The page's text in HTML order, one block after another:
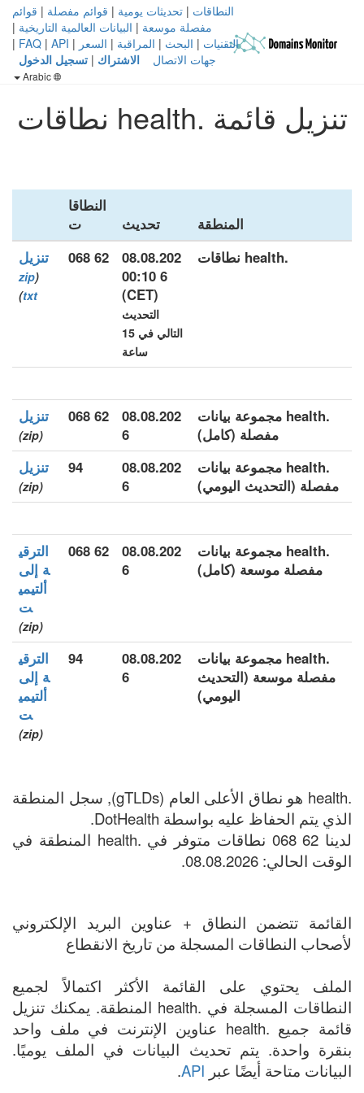
النطاقات | تحديثات يومية | قوائم مفصلة | قوائم
مفصلة موسعة | البيانات العالمية التاريخية |
التقنيات | البحث | المراقبة | السعر |
FAQ | API
|
جهات الاتصال
الاشتراك | تسجيل الدخول
تنزيل قائمة .health نطاقات
المنطقة تحديث
النطاقا
ت
.health نطاقات
08.08.202
6 00:10
(CET)
التحديث
التالي في 15
ساعة
62 068 تنزيل
(
zip
txt
)
.health مجموعة بيانات
مفصلة (كامل)
08.08.202
6
62 068 تنزيل
(zip)
.health مجموعة بيانات
مفصلة (التحديث اليومي)
08.08.202
6
94 تنزيل
(zip)
.health مجموعة بيانات
مفصلة موسعة (كامل)
08.08.202
6
62 068
الترقي
ة إلى
ألتيمي
ت
(zip)
.health مجموعة بيانات
مفصلة موسعة (التحديث
اليومي)
08.08.202
6
94
الترقي
ة إلى
ألتيمي
ت
(zip)
.health هو نطاق الأعلى العام (gTLDs), سجل المنطقة
الذي يتم الحفاظ عليه بواسطة DotHealth.
لدينا 62 068 نطاقات متوفر في .health المنطقة في
الوقت الحالي: 08.08.2026.
القائمة تتضمن النطاق + عناوين البريد الإلكتروني
لأصحاب النطاقات المسجلة من تاريخ الانقطاع
الملف يحتوي على القائمة الأكثر اكتمالاً لجميع
النطاقات المسجلة في .health المنطقة. يمكنك تنزيل
قائمة جميع .health عناوين الإنترنت في ملف واحد
بنقرة واحدة. يتم تحديث البيانات في الملف يوميًا.
البيانات متاحة أيضًا عبر API
.